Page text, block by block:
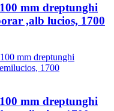
mm dreptunghi
,alb lucios, 1700
mm dreptunghi